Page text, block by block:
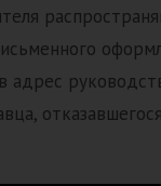
адрес